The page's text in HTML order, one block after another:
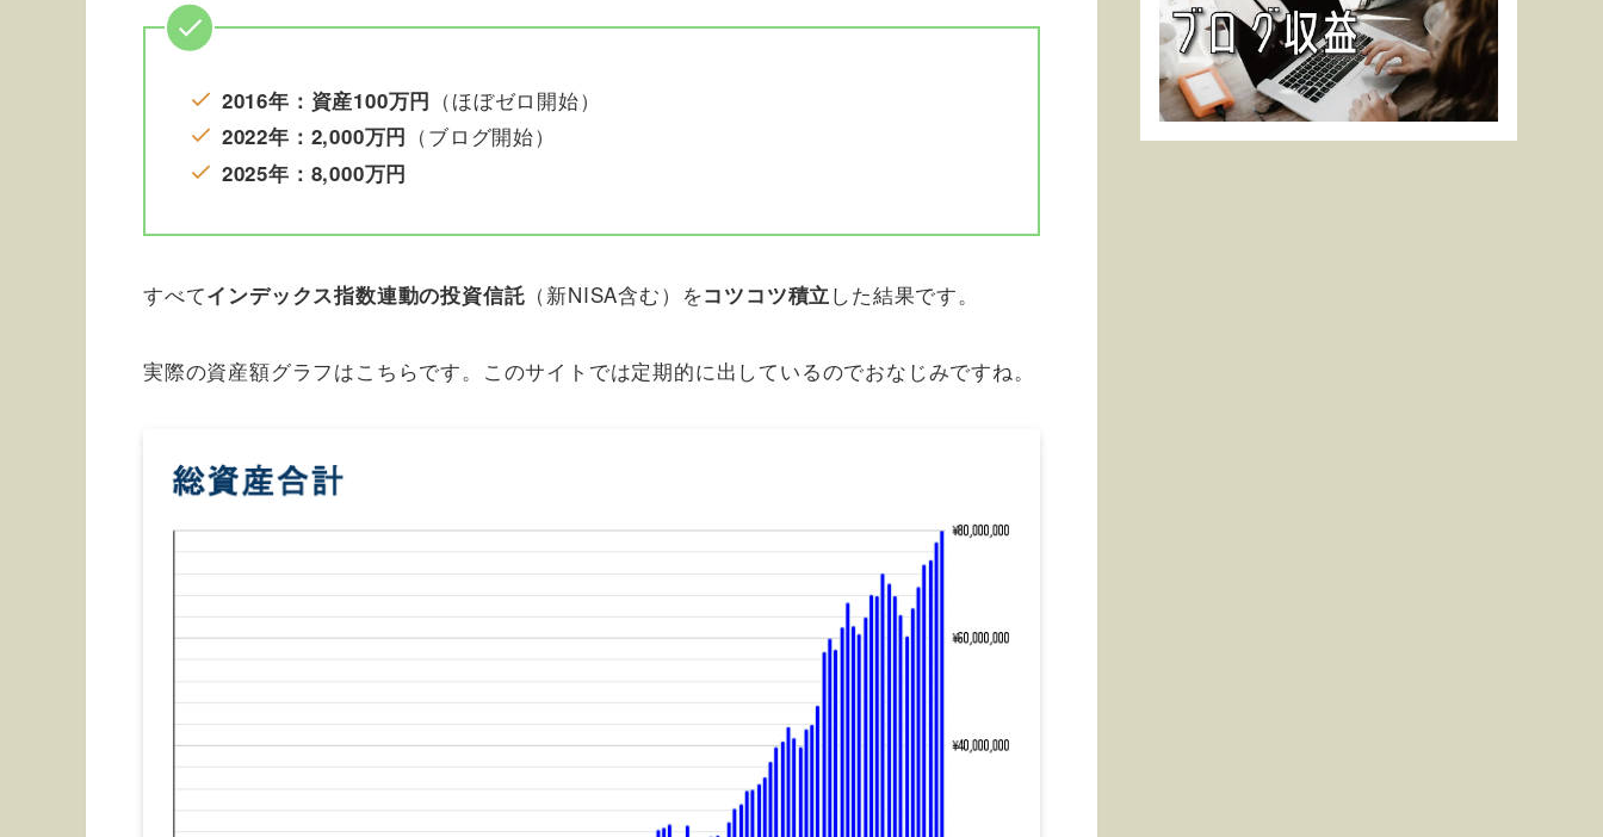
2016年：資産100万円 （ほぼゼロ開始）
2022年：2,000万円 （ブログ開始）
2025年：8,000万円
すべてインデックス指数連動の投資信託 （新NISA含む）をコツコツ積立した結果です。
実際の資産額グラフはこちらです。このサイトでは定期的に出しているのでおなじみですね。